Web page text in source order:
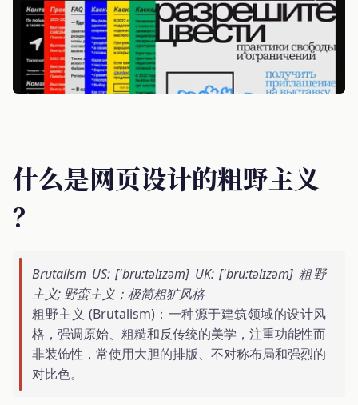
什么是网页设计的粗野主义
？
Brutalism US: ['bru:təlɪzəm] UK: ['bru:təlɪzəm] 粗野
主义; 野蛮主义；极简粗犷风格
粗野主义 (Brutalism)​：一种源于建筑领域的设计风
格，强调原始、粗糙和反传统的美学，注重功能性而
非装饰性，常使用大胆的排版、不对称布局和强烈的
对比色。